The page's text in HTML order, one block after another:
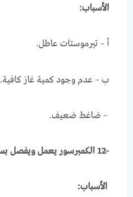
الأسباب:
أ – تيرموستات عاطل.
ب – عدم وجود كمية غاز كافية.
– ضاغط ضعيف.
-12 الكمبرسور يعمل ويفصل بسرعة –
الأسباب: